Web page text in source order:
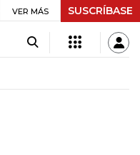
UVR $ 416,96 +$ 0,05
VER MÁS SUSCRÍBASE